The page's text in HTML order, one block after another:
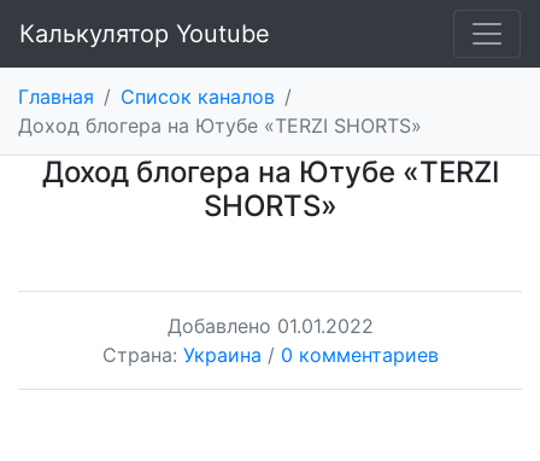
Калькулятор Youtube
Главная / Список каналов /
Доход блогера на Ютубе «TERZI SHORTS»
Доход блогера на Ютубе «TERZI
SHORTS»
Добавлено 01.01.2022
Страна: Украина / 0 комментариев